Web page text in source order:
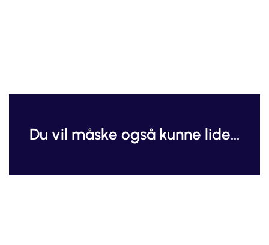
Du vil måske også kunne lide...